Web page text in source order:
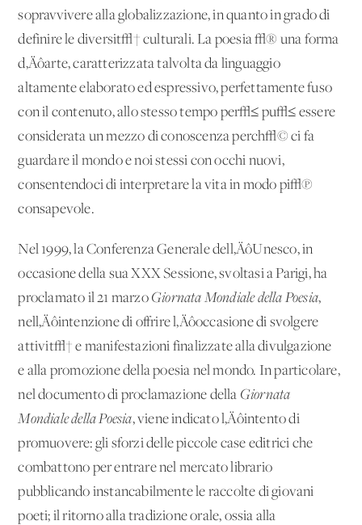
sopravvivere alla globalizzazione, in quanto in grado di
definire le diversit√† culturali. La poesia √® una forma
d‚Äôarte, caratterizzata talvolta da linguaggio
altamente elaborato ed espressivo, perfettamente fuso
con il contenuto, allo stesso tempo per√≤ pu√≤ essere
considerata un mezzo di conoscenza perch√© ci fa
guardare il mondo e noi stessi con occhi nuovi,
consentendoci di interpretare la vita in modo pi√π
consapevole.
Nel 1999, la Conferenza Generale dell‚ÄôUnesco, in
occasione della sua XXX Sessione, svoltasi a Parigi, ha
proclamato il 21 marzo Giornata Mondiale della Poesia,
nell‚Äôintenzione di offrire l‚Äôoccasione di svolgere
attivit√† e manifestazioni finalizzate alla divulgazione
e alla promozione della poesia nel mondo. In particolare,
nel documento di proclamazione della Giornata
Mondiale della Poesia, viene indicato l‚Äôintento di
promuovere: gli sforzi delle piccole case editrici che
combattono per entrare nel mercato librario
pubblicando instancabilmente le raccolte di giovani
poeti; il ritorno alla tradizione orale, ossia alla